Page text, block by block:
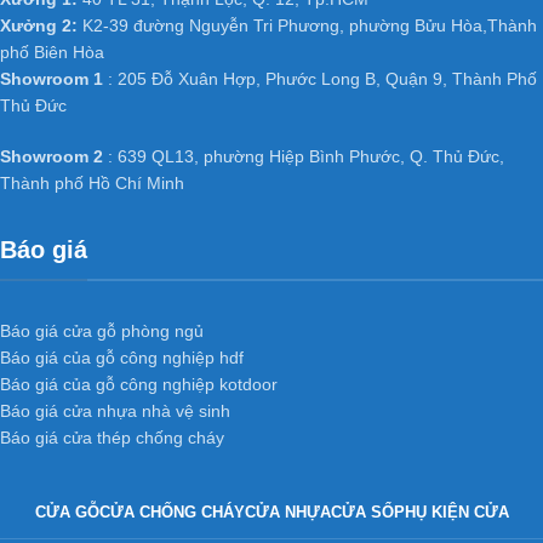
Do bản chất vật liệu bằng nhựa không bị thấm nước hư nên có
thể làm tấc cả các loại cửa nhà vệ sinh thông phòng, cửa văn
cư, Biệt thự, nhà phố ở các nước tiên tiến như Mỹ, Hàn Quốc,
Nhật Bản… và đặc biệt đã và đang dần phát triển mạnh ở Việt
Xưởng 2: K2-39 đường Nguyễn Tri Phương, phường Bửu Hòa,Thành
phố Biên Hòa
Showroom 1 : 205 Đỗ Xuân Hợp, Phước Long B, Quận 9, Thành Phố
Thủ Đức
Showroom 2 : 639 QL13, phường Hiệp Bình Phước, Q. Thủ Đức,
Thành phố Hồ Chí Minh
Báo giá
Báo giá cửa gỗ phòng ngủ
Báo giá của gỗ công nghiệp hdf
Báo giá của gỗ công nghiệp kotdoor
Báo giá cửa nhựa nhà vệ sinh
Báo giá cửa thép chống cháy
CỬA GỖCỬA CHỐNG CHÁYCỬA NHỰACỬA SỔPHỤ KIỆN CỬA